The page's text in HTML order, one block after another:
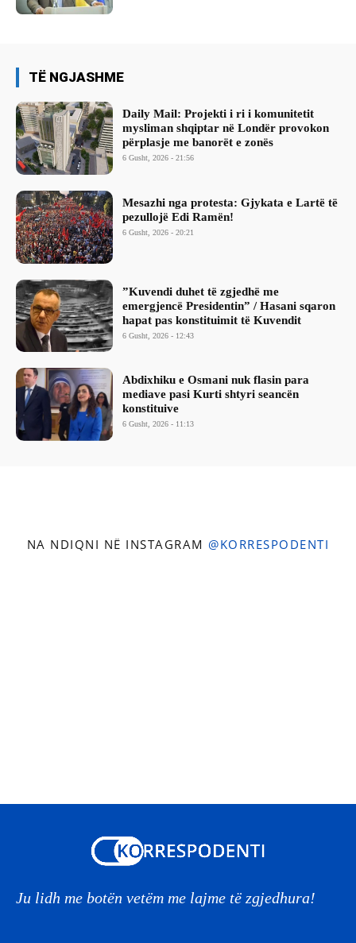
TË NGJASHME
Daily Mail: Projekti i ri i komunitetit
mysliman shqiptar në Londër provokon
përplasje me banorët e zonës
6 Gusht, 2026 - 21:56
Mesazhi nga protesta: Gjykata e Lartë të
pezullojë Edi Ramën!
6 Gusht, 2026 - 20:21
​”Kuvendi duhet të zgjedhë me
emergjencë Presidentin” / Hasani sqaron
hapat pas konstituimit të Kuvendit
6 Gusht, 2026 - 12:43
Abdixhiku e Osmani nuk flasin para
mediave pasi Kurti shtyri seancën
konstituive
6 Gusht, 2026 - 11:13
NA NDIQNI NË INSTAGRAM @KORRESPODENTI
Ju lidh me botën vetëm me lajme të zgjedhura!